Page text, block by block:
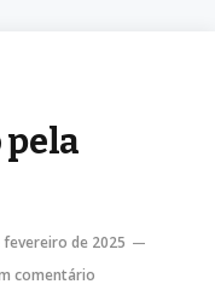
fevereiro de 2025
comentário